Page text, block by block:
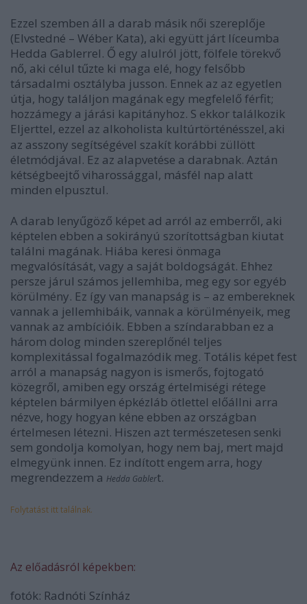
Ezzel szemben áll a darab másik női szereplője
(Elvstedné – Wéber Kata), aki együtt járt líceumba
Hedda Gablerrel. Ő egy alulról jött, fölfele törekvő
nő, aki célul tűzte ki maga elé, hogy felsőbb
társadalmi osztályba jusson. Ennek az az egyetlen
útja, hogy találjon magának egy megfelelő férfit;
hozzámegy a járási kapitányhoz. S ekkor találkozik
Eljerttel, ezzel az alkoholista kultúrtörténésszel aki
az asszony segítségével szakít korábbi züllött
életmódjával. Ez az alapvetése a darabnak. Aztán
kétségbeejtő viharossággal, másfél nap alatt
minden elpusztul.
A darab lenyűgöző képet ad arról az emberről, aki
képtelen ebben a sokirányú szorítottságban kiutat
találni magának. Hiába keresi önmaga
megvalósítását, vagy a saját boldogságát. Ehhez
persze járul számos jellemhiba, meg egy sor egyéb
körülmény. Ez így van manapság is – az embereknek
vannak a jellemhibáik, vannak a körülményeik, meg
vannak az ambícióik. Ebben a színdarabban ez a
három dolog minden szereplőnél teljes
komplexitással fogalmazódik meg. Totális képet fest
arról a manapság nagyon is ismerős, fojtogató
közegről, amiben egy ország értelmiségi rétege
képtelen bármilyen épkézláb ötlettel előállni arra
nézve, hogy hogyan kéne ebben az országban
értelmesen létezni. Hiszen azt természetesen senki
sem gondolja komolyan, hogy nem baj, mert majd
elmegyünk innen. Ez indított engem arra, hogy
megrendezzem a Hedda Gablert.
Folytatást itt találnak.
Az előadásról képekben:
fotók: Radnóti Színház